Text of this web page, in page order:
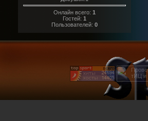
Онлайн всего: 1
Гостей: 1
Пользователей: 0